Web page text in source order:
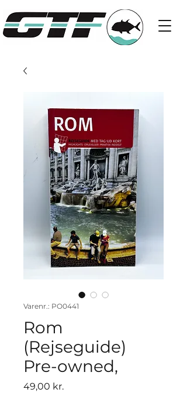
Varenr.: PO0441
Rom
(Rejseguide)
Pre-owned,
49,00 kr.Pris